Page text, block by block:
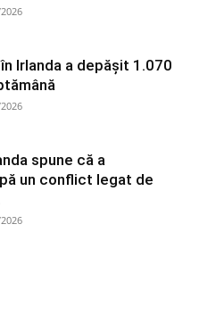
Irlanda a depășit 1.070
spune că a
un conflict legat de